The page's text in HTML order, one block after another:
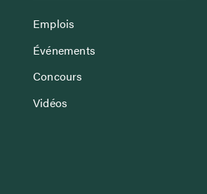
Emplois
Événements
Concours
Vidéos